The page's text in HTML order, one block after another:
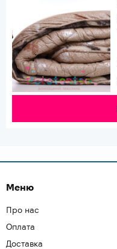
Меню
Про нас
Оплата
Доставка